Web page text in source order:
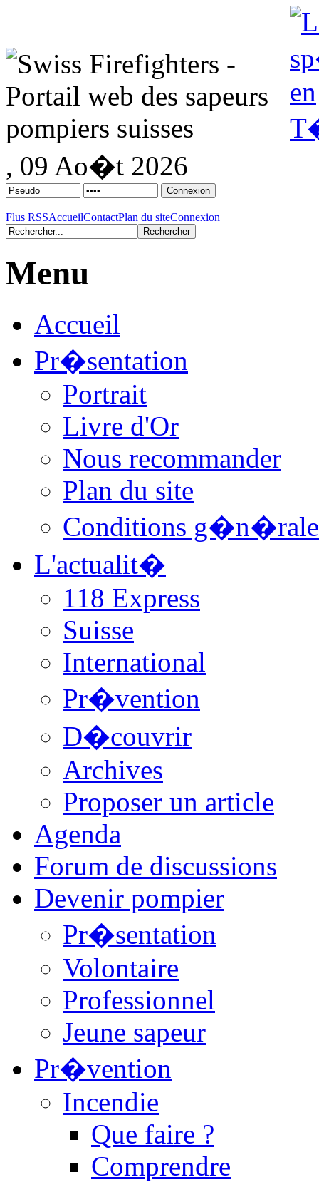
, 09 Ao�t 2026
Flus RSSAccueilContactPlan du siteConnexion
Menu
Accueil
Pr�sentation
Portrait
Livre d'Or
Nous recommander
Plan du site
Conditions
L'actualit�
118 Express
Suisse
International
Pr�vention
D�couvrir
Archives
Proposer un article
Agenda
Forum de discussions
Devenir pompier
Pr�sentation
Volontaire
Professionnel
Jeune sapeur
Pr�vention
Incendie
Que faire ?
Comprendre